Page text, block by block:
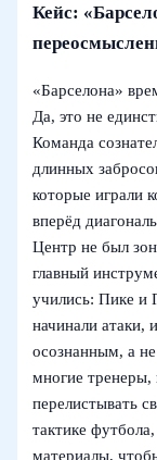
Кейс:
«Барселона»
Да, это не
Команда
длинных
которые играли
вперёд
Центр не был
главный
учились: Пике и
начинали атаки,
осознанным, а
многие тренеры,
перелистывать
тактике
материалы,